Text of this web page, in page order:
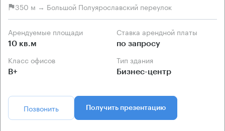
350 м → Большой Полуярославский переулок
Арендуемые площади
10 кв.м
Ставка арендной платы
по запросу
Класс офисов
B+
Тип здания
Бизнес-центр
Позвонить Получить презентацию